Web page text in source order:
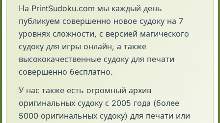
На PrintSudoku.com мы каждый день
публикуем совершенно новое судоку на 7
уровнях сложности, с версией магического
судоку для игры онлайн, а также
высококачественные судоку для печати
совершенно бесплатно.
У нас также есть огромный архив
оригинальных судоку с 2005 года (более
5000 оригинальных судоку) для печати или